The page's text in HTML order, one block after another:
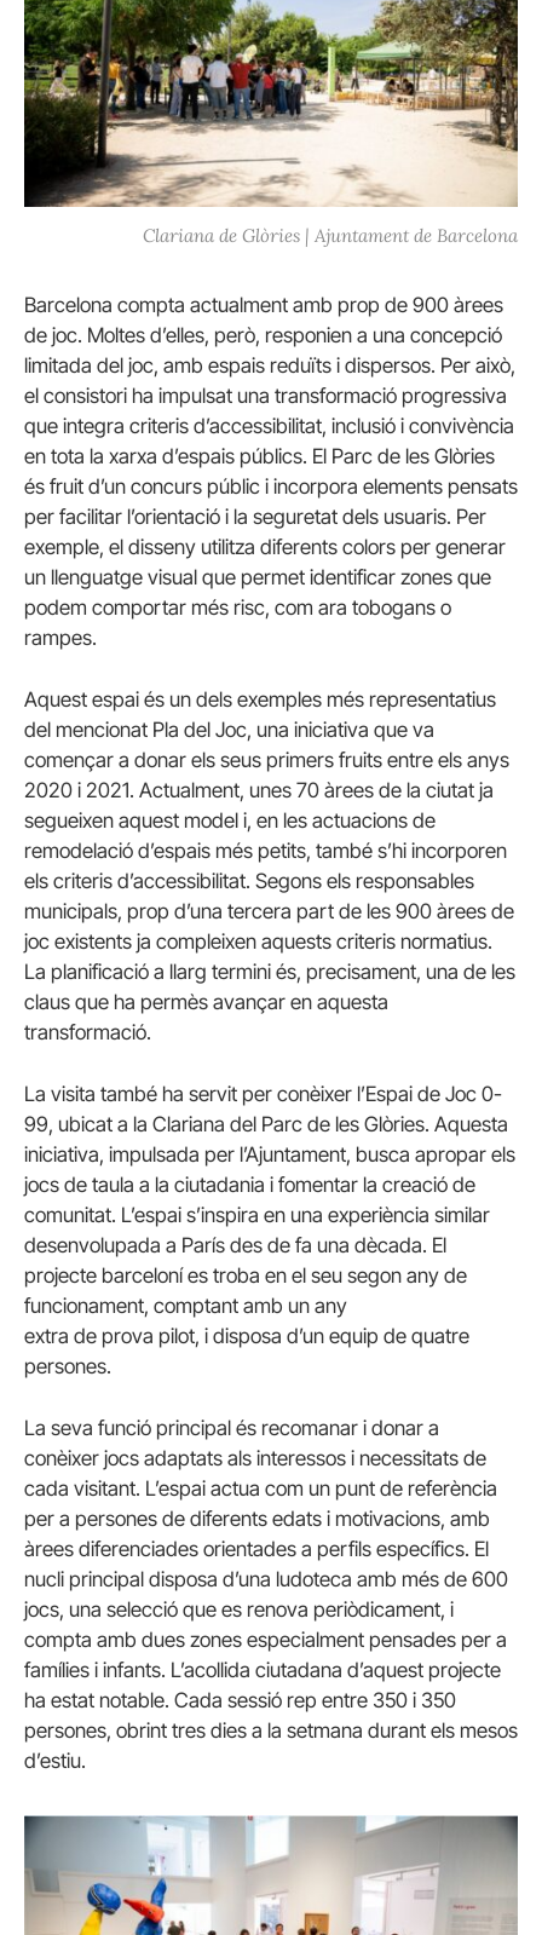
Clariana de Glòries | Ajuntament de Barcelona
Barcelona compta actualment amb prop de 900 àrees
de joc. Moltes d’elles, però, responien a una concepció
limitada del joc, amb espais reduïts i dispersos. Per això,
el consistori ha impulsat una transformació progressiva
que integra criteris d’accessibilitat, inclusió i convivència
en tota la xarxa d’espais públics. El Parc de les Glòries
és fruit d’un concurs públic i incorpora elements pensats
per facilitar l’orientació i la seguretat dels usuaris. Per
exemple, el disseny utilitza diferents colors per generar
un llenguatge visual que permet identificar zones que
podem comportar més risc, com ara tobogans o
rampes.
Aquest espai és un dels exemples més representatius
del mencionat Pla del Joc, una iniciativa que va
començar a donar els seus primers fruits entre els anys
2020 i 2021. Actualment, unes 70 àrees de la ciutat ja
segueixen aquest model i, en les actuacions de
remodelació d’espais més petits, també s’hi incorporen
els criteris d’accessibilitat. Segons els responsables
municipals, prop d’una tercera part de les 900 àrees de
joc existents ja compleixen aquests criteris normatius.
La planificació a llarg termini és, precisament, una de les
claus que ha permès avançar en aquesta
transformació.
La visita també ha servit per conèixer l’Espai de Joc 0-
99, ubicat a la Clariana del Parc de les Glòries. Aquesta
iniciativa, impulsada per l’Ajuntament, busca apropar els
jocs de taula a la ciutadania i fomentar la creació de
comunitat. L’espai s’inspira en una experiència similar
desenvolupada a París des de fa una dècada. El
projecte barceloní es troba en el seu segon any de
funcionament, comptant amb un any
extra de prova pilot, i disposa d’un equip de quatre
persones.
La seva funció principal és recomanar i donar a
conèixer jocs adaptats als interessos i necessitats de
cada visitant. L’espai actua com un punt de referència
per a persones de diferents edats i motivacions, amb
àrees diferenciades orientades a perfils específics. El
nucli principal disposa d’una ludoteca amb més de 600
jocs, una selecció que es renova periòdicament, i
compta amb dues zones especialment pensades per a
famílies i infants. L’acollida ciutadana d’aquest projecte
ha estat notable. Cada sessió rep entre 350 i 350
persones, obrint tres dies a la setmana durant els mesos
d’estiu.